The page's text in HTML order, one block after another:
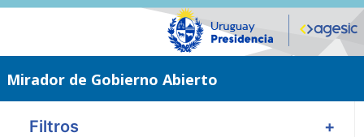
Saltar
Mirador de Gobierno Abierto
Filtros +